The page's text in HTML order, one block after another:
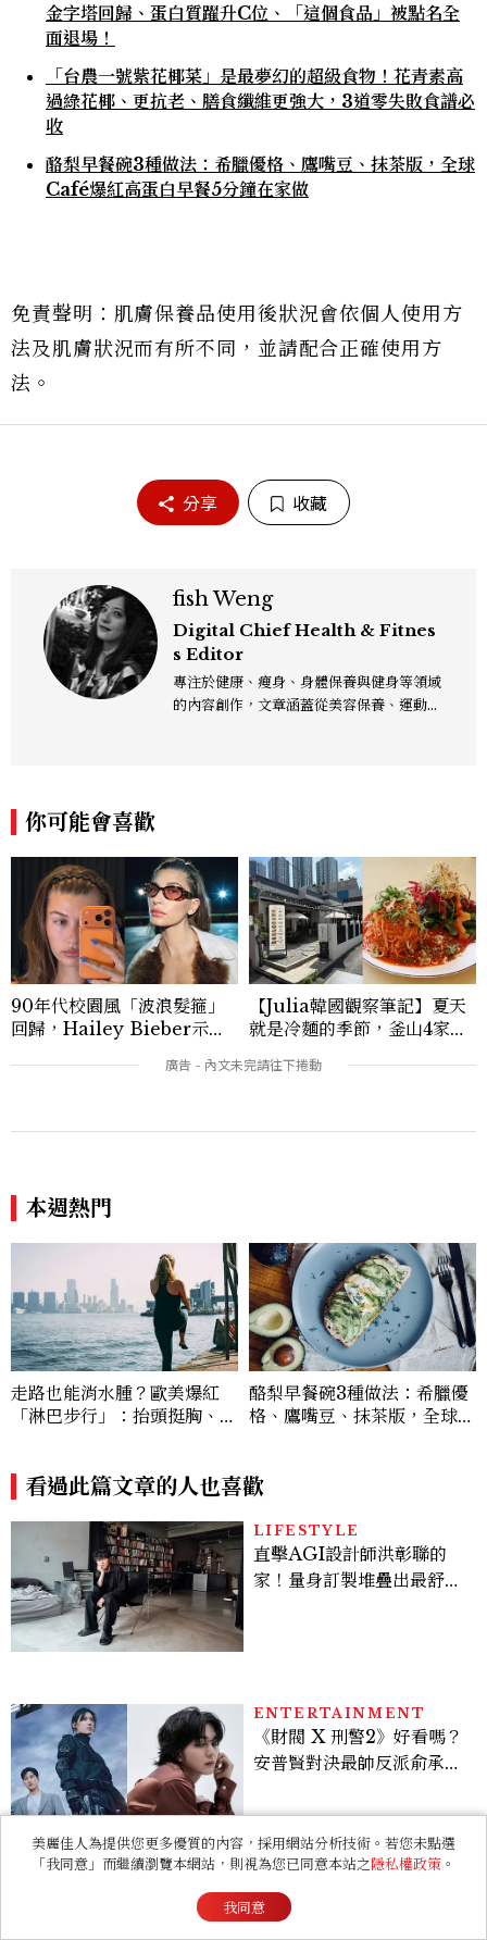
金字塔回歸、蛋白質躍升C位、「這個食品」被點名全
面退場！
「台農一號紫花椰菜」是最夢幻的超級食物！花青素高
過綠花椰、更抗老、膳食纖維更強大，3道零失敗食譜必
收
酪梨早餐碗3種做法：希臘優格、鷹嘴豆、抹茶版，全球
Café爆紅高蛋白早餐5分鐘在家做
免責聲明：肌膚保養品使用後狀況會依個人使用方
法及肌膚狀況而有所不同，並請配合正確使用方
法。
分享 收藏
fish Weng
Digital Chief Health & Fitnes
s Editor
專注於健康、瘦身、身體保養與健身等領域
的內容創作，文章涵蓋從美容保養、運動健
你可能會喜歡
90年代校園風「波浪髮箍」
回歸，Hailey Bieber示範
u髮箍未開賣先爆紅！
【Julia韓國觀察筆記】夏天
就是冷麵的季節，釜山4家必
走路也能消水腫？歐美爆紅
「淋巴步行」：抬頭挺胸、自
然擺手、深呼吸，每天20分
鐘有感
酪梨早餐碗3種做法：希臘優
格、鷹嘴豆、抹茶版，全球C
afé爆紅高蛋白早餐5分鐘在
家做
看過此篇文章的人也喜歡
LIFESTYLE
的生活邏輯：「只要喜歡，
ENTERTAINMENT
《財閥 X 刑警2》好看嗎？
多大？
BEAUTY
2026上半年惠利愛用清單
大公開！新劇《給你夢想》
心理測驗｜旅行心理學！測
美麗佳人為提供您更多優質的內容，採用網站分析技術。若您未點選
「我同意」而繼續瀏覽本網站，則視為您已同意本站之隱私權政策 。
我同意